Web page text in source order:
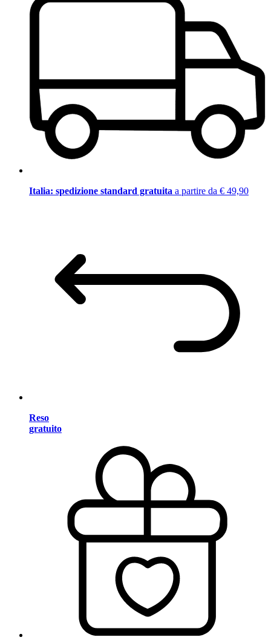
Italia: spedizione standard gratuita a partire da € 49,90
Reso
gratuito